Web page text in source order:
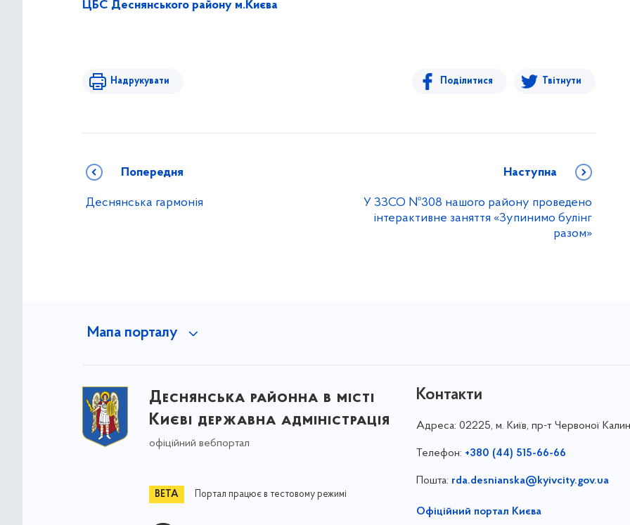
ЦБС Деснянського району м.Києва
Надрукувати Поділитися Твітнути
Попередня
Деснянська гармонія
Наступна
У ЗЗСО №308 нашого району проведено
інтерактивне заняття «Зупинимо булінг
разом»
Мапа порталу
Деснянська районна в місті
Києві державна адміністрація
офіційний вебпортал
Портал працює в тестовому режимі
Контакти
Адреса: 02225, м. Київ, пр-т Червоної
Телефон: +380 (44) 515-66-66
Пошта: rda.desnianska@kyivcity.gov.ua
Офіційний портал Києва